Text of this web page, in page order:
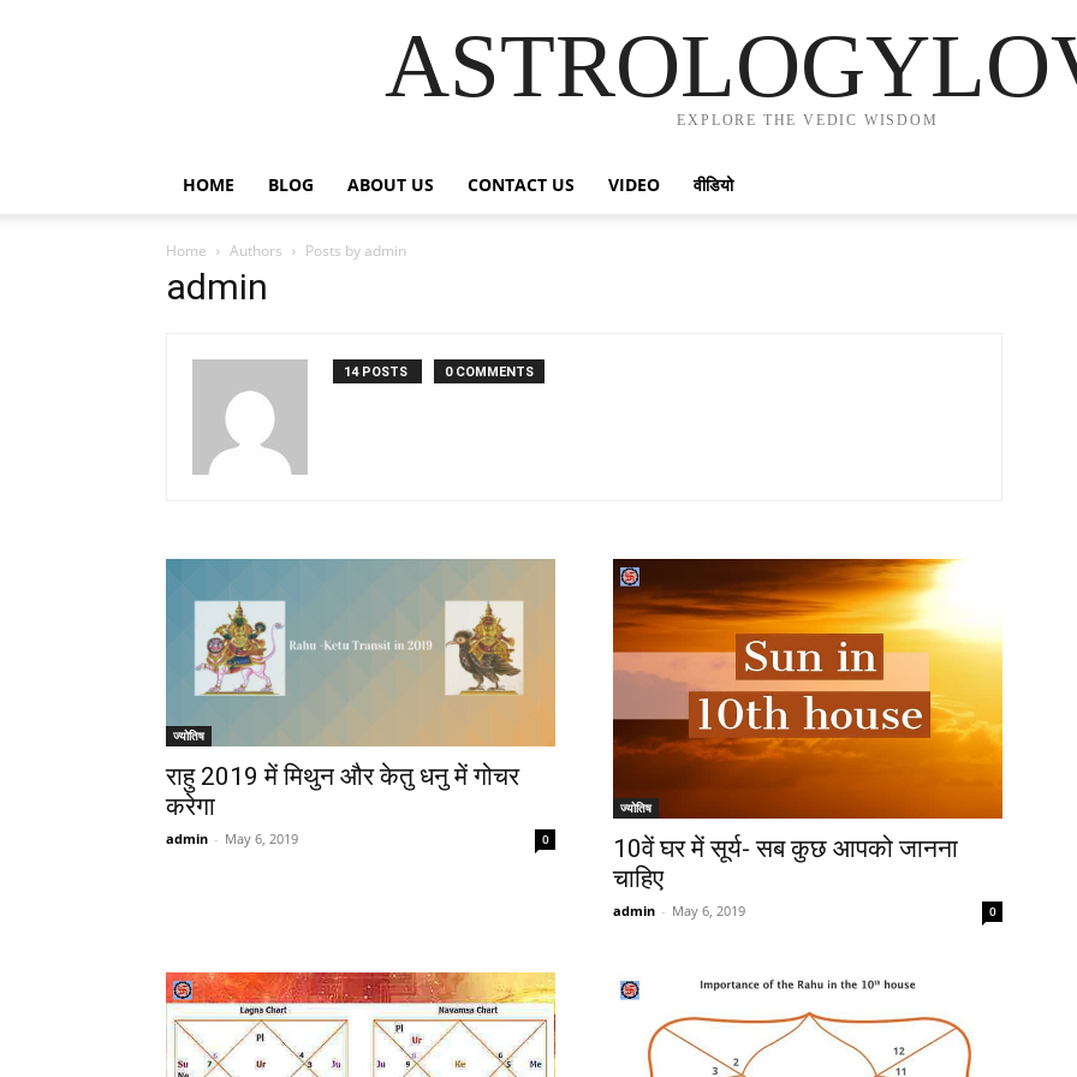
EXPLORE THE VEDIC WISDOM
HOME BLOG ABOUT US CONTACT US VIDEO वीडियो
Home Authors Posts by admin
admin
14 POSTS 0 COMMENTS
ज्योतिष
राहु 2019 में मिथुन और केतु धनु में गोचर
करेगा
admin - May 6, 2019 0
ज्योतिष
10वें घर में सूर्य- सब कुछ आपको जानना
चाहिए
admin - May 6, 2019 0